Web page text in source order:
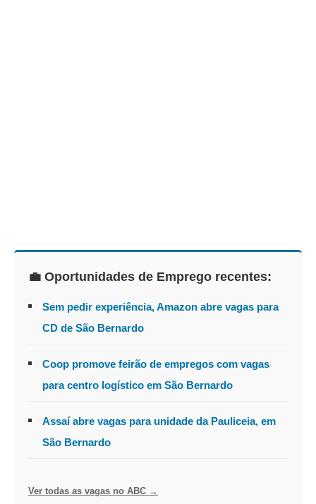
💼 Oportunidades de Emprego recentes:
Sem pedir experiência, Amazon abre vagas para
CD de São Bernardo
Coop promove feirão de empregos com vagas
para centro logístico em São Bernardo
Assaí abre vagas para unidade da Pauliceia, em
São Bernardo
Ver todas as vagas no ABC →